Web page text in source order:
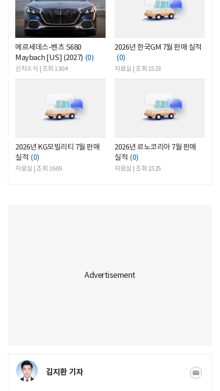
메르세데스-벤츠 S680
Maybach [US] (2027) (0)
신차소식 | 조회 1304
2026년 한국GM 7월 판매 실적
(0)
자료실 | 조회 1523
2026년 KG모빌리티 7월 판매
실적 (0)
자료실 | 조회 1669
2026년 르노코리아 7월 판매
실적 (0)
자료실 | 조회 1525
김지환 기자